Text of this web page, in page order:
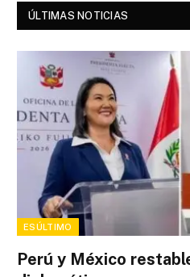
ÚLTIMAS NOTICIAS
ESÚLTIMO
Perú y México